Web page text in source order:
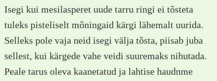
Isegi kui mesilasperet uude tarru ringi ei tõsteta
tuleks pisteliselt mõningaid kärgi lähemalt uurida.
Selleks pole vaja neid isegi välja tõsta, piisab juba
sellest, kui kärgede vahe veidi suuremaks nihutada.
Peale tarus oleva kaanetatud ja lahtise haudnme